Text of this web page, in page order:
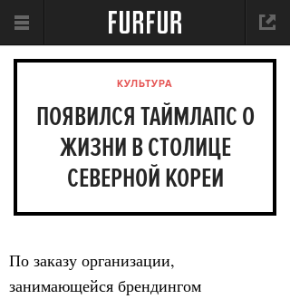
КУЛЬТУРА
ПОЯВИЛСЯ ТАЙМЛАПС О
ЖИЗНИ В СТОЛИЦЕ
СЕВЕРНОЙ КОРЕИ
По заказу организации,
занимающейся брендингом